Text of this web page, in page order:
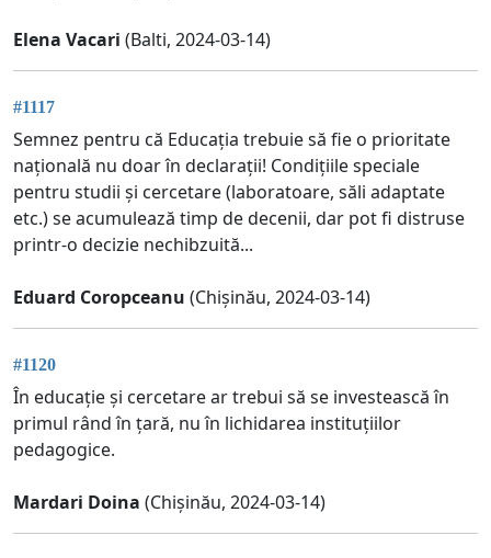
Elena Vacari (Balti, 2024-03-14)
#1117
Semnez pentru că Educația trebuie să fie o prioritate
națională nu doar în declarații! Condițiile speciale
pentru studii și cercetare (laboratoare, săli adaptate
etc.) se acumulează timp de decenii, dar pot fi distruse
printr-o decizie nechibzuită...
Eduard Coropceanu (Chișinău, 2024-03-14)
#1120
În educație și cercetare ar trebui să se investească în
primul rând în țară, nu în lichidarea instituțiilor
pedagogice.
Mardari Doina (Chișinău, 2024-03-14)